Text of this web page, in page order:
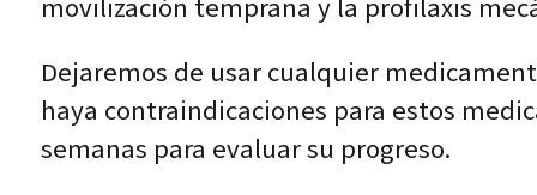
movilización temprana y la profilaxis
Dejaremos de usar cualquier
haya contraindicaciones para estos
semanas para evaluar su progreso.